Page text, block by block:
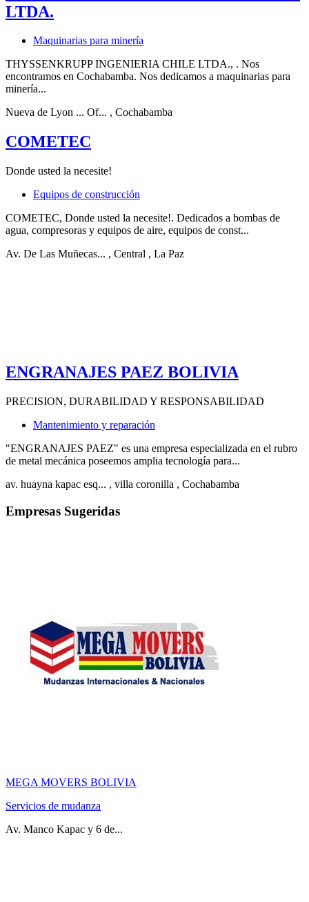
LTDA.
Maquinarias para minería
THYSSENKRUPP INGENIERIA CHILE LTDA., . Nos
encontramos en Cochabamba. Nos dedicamos a maquinarias para
minería...
Nueva de Lyon ... Of... , Cochabamba
COMETEC
Donde usted la necesite!
Equipos de construcción
COMETEC, Donde usted la necesite!. Dedicados a bombas de
agua, compresoras y equipos de aire, equipos de const...
Av. De Las Muñecas... , Central , La Paz
ENGRANAJES PAEZ BOLIVIA
PRECISION, DURABILIDAD Y RESPONSABILIDAD
Mantenimiento y reparación
"ENGRANAJES PAEZ" es una empresa especializada en el rubro
de metal mecánica poseemos amplia tecnología para...
av. huayna kapac esq... , villa coronilla , Cochabamba
Empresas Sugeridas
MEGA MOVERS BOLIVIA
Servicios de mudanza
Av. Manco Kapac y 6 de...